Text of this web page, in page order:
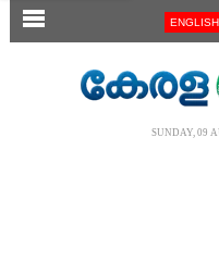
SECTIONS ENGLISH
SUNDAY, 09